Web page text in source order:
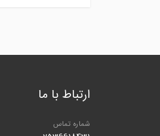
ارتباط با ما
شماره تماس